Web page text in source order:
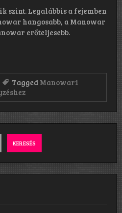
szint. Legalábbis a fejemben
hangosabb, a Manowar
erőteljesebb.
Tagged Manowar1
KERESÉS